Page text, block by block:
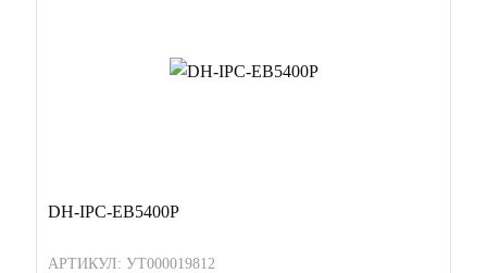
DH-IPC-EB5400P
АРТИКУЛ: УТ000019812